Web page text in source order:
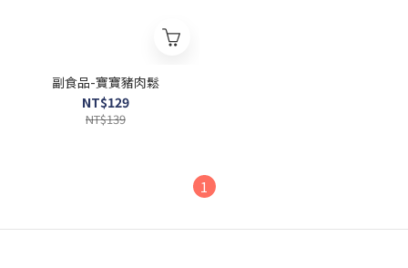
副食品-寶寶豬肉鬆
NT$129
NT$139
1